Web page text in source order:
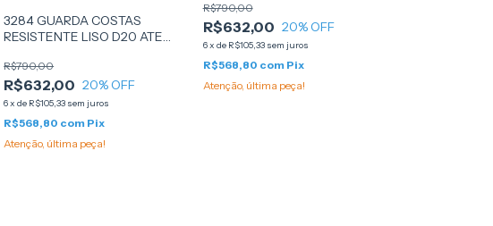
3284 GUARDA COSTAS
RESISTENTE LISO D20 ATE
PROBEL
R$632,00
R$790,00
20% OFF
6xde R$105,33 sem juros
R$568,80 com Pix
Atenção, última peça!
R$632,00
R$790,00
20% OFF
6x de R$105,33 sem juros
R$568,80 com Pix
Atenção, última peça!